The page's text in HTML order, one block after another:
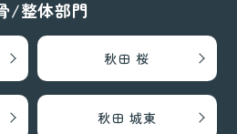
/整体部門
秋田 桜
秋田 城東